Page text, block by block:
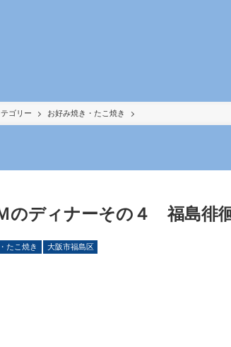
ゴリー お好み焼き・たこ焼き
のディナーその４ 福島徘
たこ焼き 大阪市福島区